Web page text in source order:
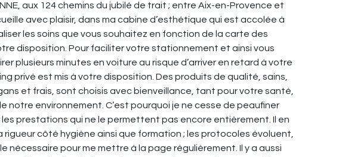
aux 124 chemins du jubilé de trait ; entre Aix-en-Provence et
avec plaisir, dans ma cabine d’esthétique qui est accolée à
les soins que vous souhaitez en fonction de la carte des
disposition. Pour faciliter votre stationnement et ainsi vous
plusieurs minutes en voiture au risque d’arriver en retard à votre
privé est mis à votre disposition. Des produits de qualité, sains,
et frais, sont choisis avec bienveillance, tant pour votre santé,
notre environnement. C’est pourquoi je ne cesse de peaufiner
prestations qui ne le permettent pas encore entièrement. Il en
rigueur côté hygiène ainsi que formation ; les protocoles évoluent,
nécessaire pour me mettre à la page régulièrement. Il y a aussi